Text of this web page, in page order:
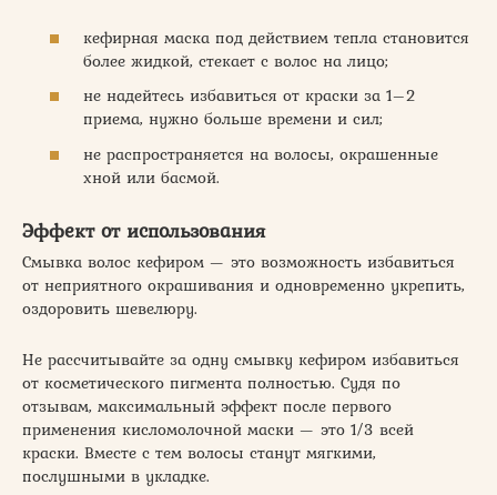
кефирная маска под действием тепла становится
более жидкой, стекает с волос на лицо;
не надейтесь избавиться от краски за 1–2
приема, нужно больше времени и сил;
не распространяется на волосы, окрашенные
хной или басмой.
Эффект от использования
Смывка волос кефиром — это возможность избавиться
от неприятного окрашивания и одновременно укрепить,
оздоровить шевелюру.
Не рассчитывайте за одну смывку кефиром избавиться
от косметического пигмента полностью. Судя по
отзывам, максимальный эффект после первого
применения кисломолочной маски — это 1/3 всей
краски. Вместе с тем волосы станут мягкими,
послушными в укладке.